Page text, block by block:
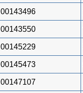
00143496
00143550
00145229
00145473
00147107